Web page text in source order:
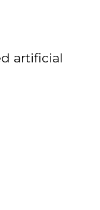
artificial